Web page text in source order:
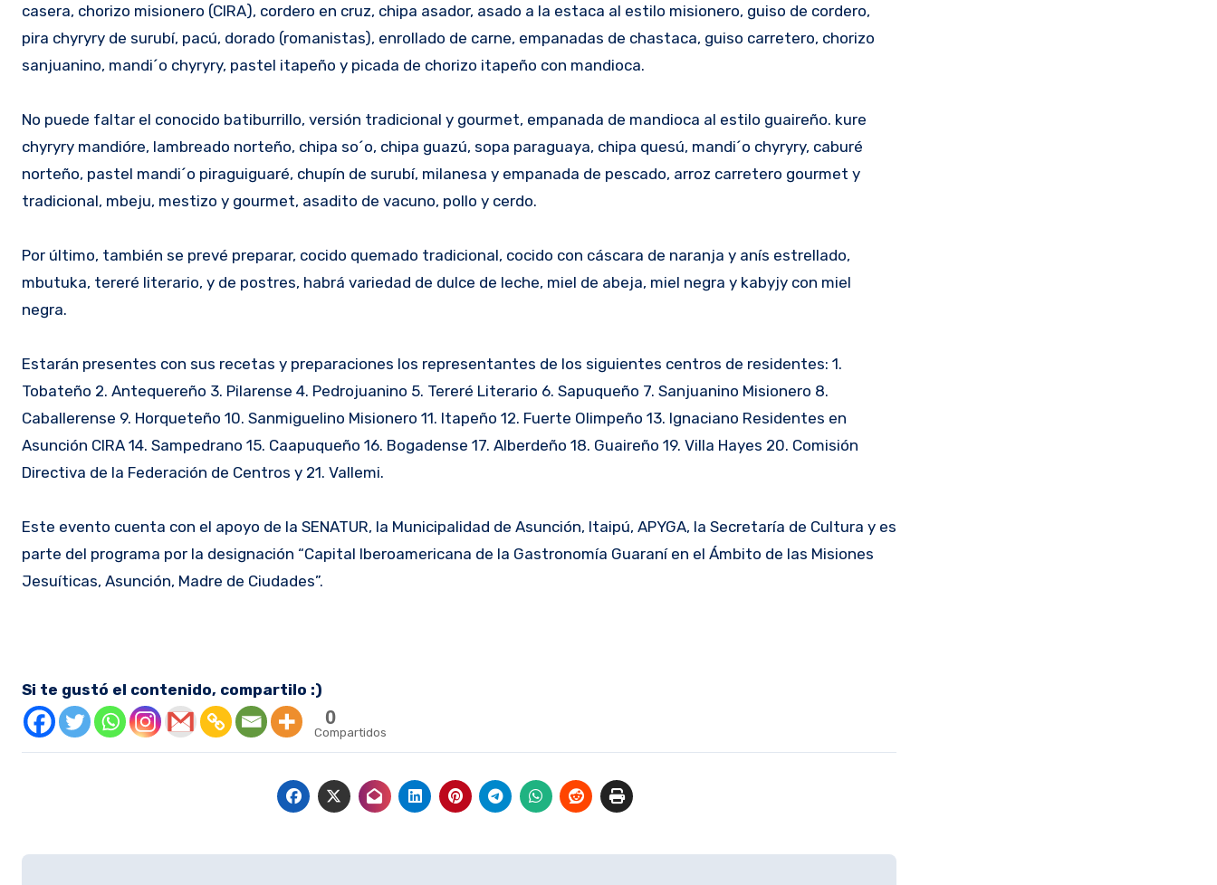
casera, chorizo misionero (CIRA), cordero en cruz, chipa asador, asado a la estaca al estilo misionero, guiso de cordero,
pira chyryry de surubí, pacú, dorado (romanistas), enrollado de carne, empanadas de chastaca, guiso carretero, chorizo
sanjuanino, mandi´o chyryry, pastel itapeño y picada de chorizo itapeño con mandioca.
No puede faltar el conocido batiburrillo, versión tradicional y gourmet, empanada de mandioca al estilo guaireño. kure
chyryry mandióre, lambreado norteño, chipa so´o, chipa guazú, sopa paraguaya, chipa quesú, mandi´o chyryry, caburé
norteño, pastel mandi´o piraguiguaré, chupín de surubí, milanesa y empanada de pescado, arroz carretero gourmet y
tradicional, mbeju, mestizo y gourmet, asadito de vacuno, pollo y cerdo.
Por último, también se prevé preparar, cocido quemado tradicional, cocido con cáscara de naranja y anís estrellado,
mbutuka, tereré literario, y de postres, habrá variedad de dulce de leche, miel de abeja, miel negra y kabyjy con miel
negra.
Estarán presentes con sus recetas y preparaciones los representantes de los siguientes centros de residentes: 1.
Tobateño 2. Antequereño 3. Pilarense 4. Pedrojuanino 5. Tereré Literario 6. Sapuqueño 7. Sanjuanino Misionero 8.
Caballerense 9. Horqueteño 10. Sanmiguelino Misionero 11. Itapeño 12. Fuerte Olimpeño 13. Ignaciano Residentes en
Asunción CIRA 14. Sampedrano 15. Caapuqueño 16. Bogadense 17. Alberdeño 18. Guaireño 19. Villa Hayes 20. Comisión
Directiva de la Federación de Centros y 21. Vallemi.
Este evento cuenta con el apoyo de la SENATUR, la Municipalidad de Asunción, Itaipú, APYGA, la Secretaría de Cultura y es
parte del programa por la designación “Capital Iberoamericana de la Gastronomía Guaraní en el Ámbito de las Misiones
Jesuíticas, Asunción, Madre de Ciudades”.
Si te gustó el contenido, compartilo :)
0
Compartidos